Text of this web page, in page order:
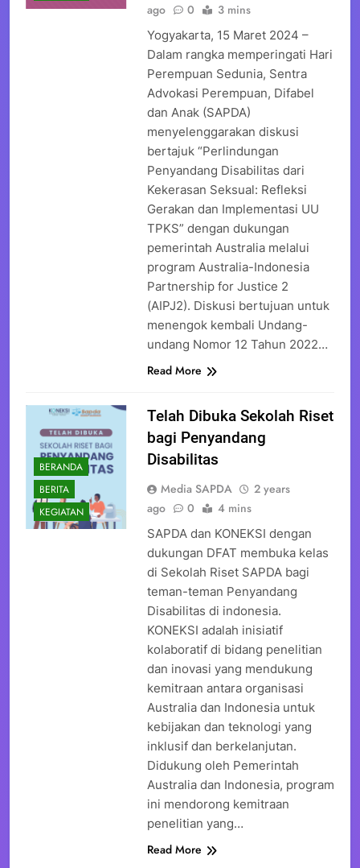
ago
0 3 mins
Yogyakarta, 15 Maret 2024 –
Dalam rangka memperingati Hari
Perempuan Sedunia, Sentra
Advokasi Perempuan, Difabel
dan Anak (SAPDA)
menyelenggarakan diskusi
bertajuk “Perlindungan
Penyandang Disabilitas dari
Kekerasan Seksual: Refleksi
Gerakan dan Implementasi UU
TPKS” dengan dukungan
pemerintah Australia melalui
program Australia-Indonesia
Partnership for Justice 2
(AIPJ2). Diskusi bertujuan untuk
menengok kembali Undang-
undang Nomor 12 Tahun 2022…
Read More
BERANDA
BERITA
KEGIATAN
Telah Dibuka Sekolah Riset
bagi Penyandang
Disabilitas
Media SAPDA
2 years
ago
0 4 mins
SAPDA dan KONEKSI dengan
dukungan DFAT membuka kelas
di Sekolah Riset SAPDA bagi
teman-teman Penyandang
Disabilitas di indonesia.
KONEKSI adalah inisiatif
kolaboratif di bidang penelitian
dan inovasi yang mendukung
kemitraan antara organisasi
Australia dan Indonesia untuk
kebijakan dan teknologi yang
inklusif dan berkelanjutan.
Didukung oleh Pemerintah
Australia dan Indonesia, program
ini mendorong kemitraan
penelitian yang…
Read More